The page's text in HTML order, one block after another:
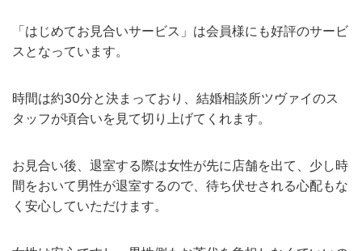
「はじめてお見合いサービス」は会員様にも好評のサービ
スとなっています。
時間は約30分と決まっており、結婚相談所ツヴァイのス
タッフが頃合いを見て切り上げてくれます。
お見合い後、退室する際は女性が先に店舗を出て、少し時
間をおいて男性が退室するので、待ち伏せされる心配もな
く安心していただけます。